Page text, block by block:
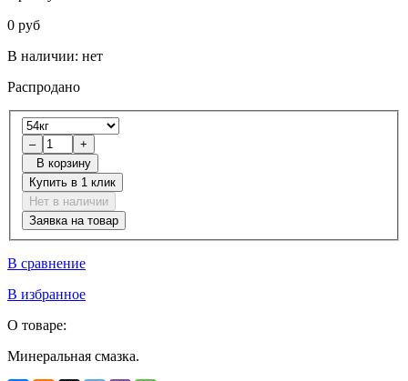
0 руб
В наличии: нет
Распродано
–
+
В корзину
Купить в 1 клик
Нет в наличии
Заявка на товар
В сравнение
В избранное
О товаре:
Минеральная смазка.